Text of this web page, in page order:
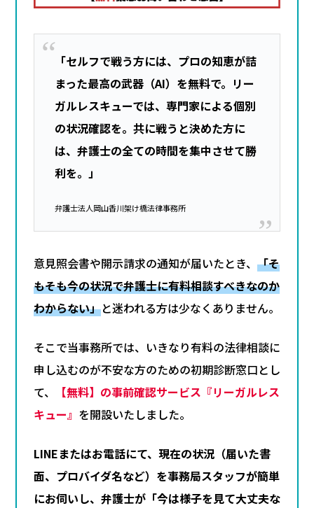
「セルフで戦う方には、プロの知恵が詰
まった最高の武器（AI）を無料で。リー
ガルレスキューでは、専門家による個別
の状況確認を。共に戦うと決めた方に
は、弁護士の全ての時間を集中させて勝
利を。」
弁護士法人岡山香川架け橋法律事務所
意見照会書や開示請求の通知が届いたとき、 「そ
もそも今の状況で弁護士に有料相談すべきなのか
わからない」と迷われる方は少なくありません。
そこで当事務所では、いきなり有料の法律相談に
申し込むのが不安な方のための初期診断窓口とし
て、
【無料】の事前確認サービス『リーガルレス
キュー』 を開設いたしました。
LINEまたはお電話にて、現在の状況（届いた書
面、プロバイダ名など）を事務局スタッフが簡単
にお伺いし、弁護士が「今は様子を見て大丈夫な